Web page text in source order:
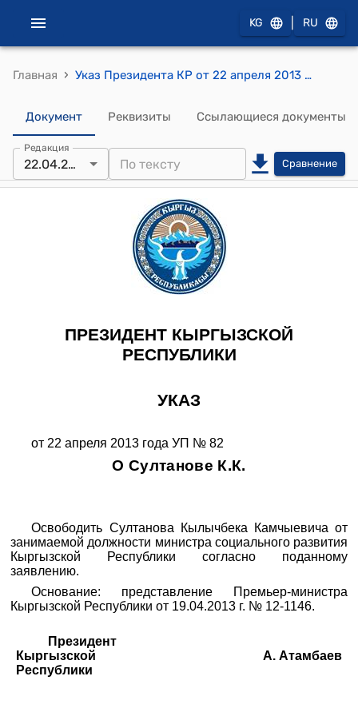
KG RU
Главная › Указ Президента КР от 22 апреля 2013 года УП № 82 "О Султанове К.К."
Документ Реквизиты Ссылающиеся документы
Редакция
22.04.2013 Сравнение